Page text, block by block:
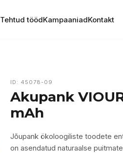
Tehtud töödKampaaniadKontakt
ID: 45078-09
Akupank
mAh
Jõupank ökoloogiliste toodete
on asendatud naturaalse